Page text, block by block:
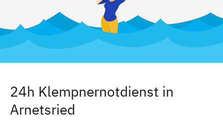
24h Klempnernotdienst in
Arnetsried